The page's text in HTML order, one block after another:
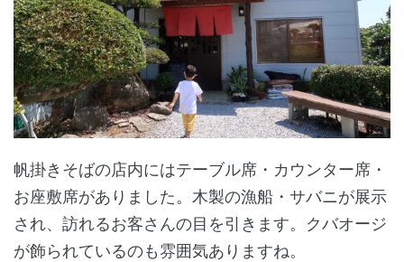
帆掛きそばの店内にはテーブル席・カウンター席・
お座敷席がありました。木製の漁船・サバニが展示
され、訪れるお客さんの目を引きます。クバオージ
が飾られているのも雰囲気ありますね。